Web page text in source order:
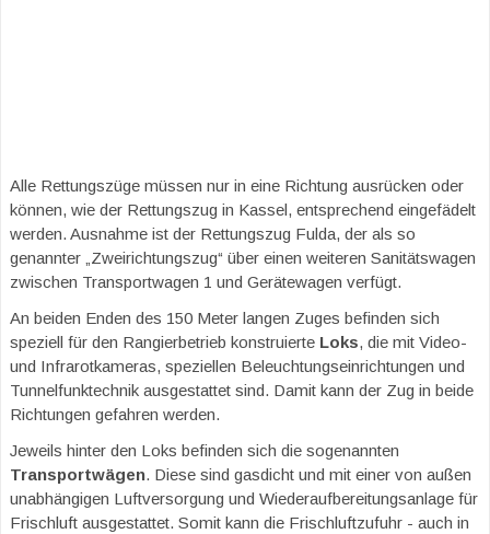
Alle Rettungszüge müssen nur in eine Richtung ausrücken oder
können, wie der Rettungszug in Kassel, entsprechend eingefädelt
werden. Ausnahme ist der Rettungszug Fulda, der als so
genannter „Zweirichtungszug“ über einen weiteren Sanitätswagen
zwischen Transportwagen 1 und Gerätewagen verfügt.
An beiden Enden des 150 Meter langen Zuges befinden sich
speziell für den Rangierbetrieb konstruierte Loks, die mit Video-
und Infrarotkameras, speziellen Beleuchtungseinrichtungen und
Tunnelfunktechnik ausgestattet sind. Damit kann der Zug in beide
Richtungen gefahren werden.
Jeweils hinter den Loks befinden sich die sogenannten
Transportwägen. Diese sind gasdicht und mit einer von außen
unabhängigen Luftversorgung und Wiederaufbereitungsanlage für
Frischluft ausgestattet. Somit kann die Frischluftzufuhr - auch in